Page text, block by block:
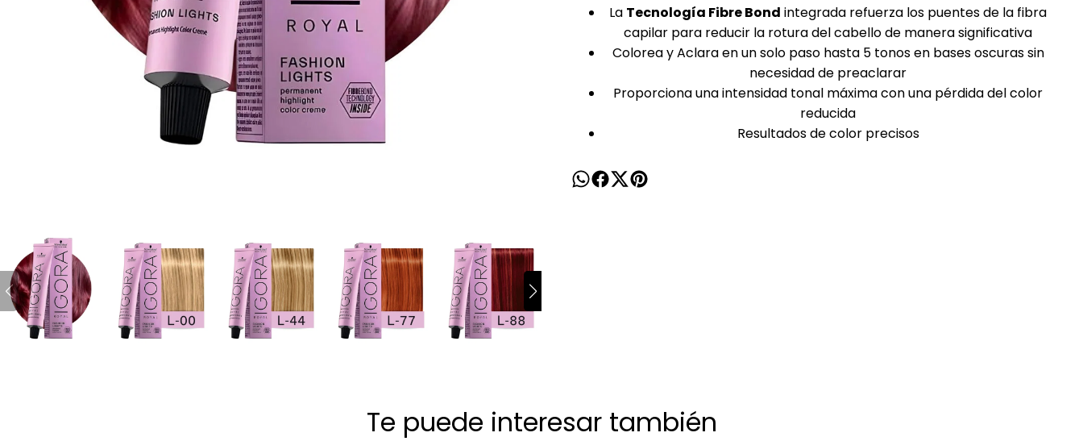
La Tecnología Fibre Bond integrada refuerza los puentes de la fibra
capilar para reducir la rotura del cabello de manera significativa
Colorea y Aclara en un solo paso hasta 5 tonos en bases oscuras sin
necesidad de preaclarar
Proporciona una intensidad tonal máxima con una pérdida del color
reducida
Resultados de color precisos
Te puede interesar también